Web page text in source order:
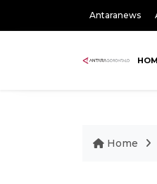
Antaranews
Home